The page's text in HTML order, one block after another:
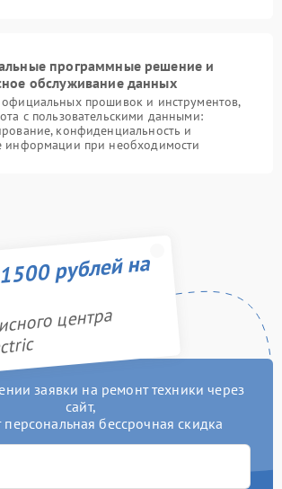
программные решение и
обслуживание данных
прошивок и инструментов,
с пользовательскими данными:
конфиденциальность и
информации при необходимости
рублей на
центра
заявки на ремонт техники через
сайт,
персональная бессрочная скидка